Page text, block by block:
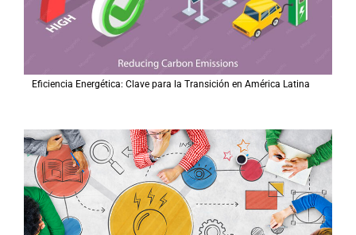
Eficiencia Energética: Clave para la Transición en América Latina